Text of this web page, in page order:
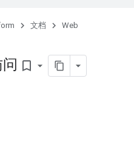
文档
Web
bookmark_border